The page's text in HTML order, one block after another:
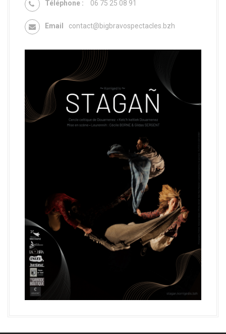
Téléphone : 06 75 25 08 91
Email contact@bigbravospectacles.bzh